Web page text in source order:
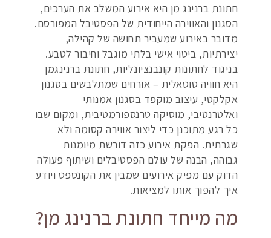
חתונת ברנינג מן היא אירוע המשלב את הערכים,
הסגנון והאווירה הייחודית של הפסטיבל המפורסם.
מדובר באירוע שמעביר תחושה של קהילה,
יצירתיות, ביטוי אישי בלתי מוגבל וחיבור לטבע.
בניגוד לחתונות קונבנציונליות, חתונת ברנינגמן
היא חוויה טוטאלית – אורחים שמתלבשים בסגנון
אקלקטי, עיצוב מוקפד בסגנון אמנותי
ואלטרנטיבי, מוסיקה טרנספורמטיבית, ומקום שבו
כל רגע מתוכנן כדי ליצור אווירה קסומה ולא
שגרתית. הפקת אירוע כזה דורשת מיומנות
גבוהה, הבנה של עולם הפסטיבלים ושיתוף פעולה
הדוק עם מפיק אירועים שמבין את הקונספט ויודע
איך להפוך אותו למציאות.
מה מייחד חתונת ברנינג מן?